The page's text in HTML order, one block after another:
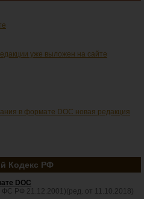
уже выложен на сайте
в формате DOC новая редакция
Кодекс РФ
DOC
РФ 21.12.2001)(ред. от 11.10.2018)